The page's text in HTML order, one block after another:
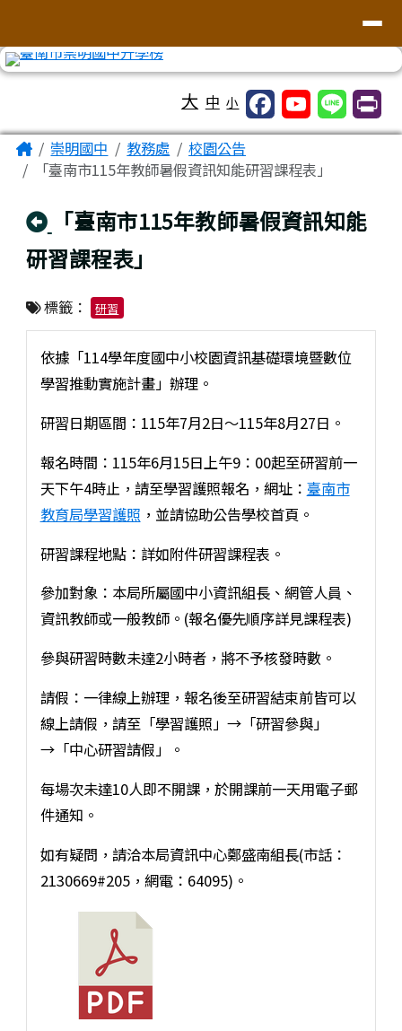
大 中 小
主內容區域
Home崇明國中 教務處
校園公告
「臺南市115年教師暑假資訊知能研習課程表」
回上頁
「臺南市115年教師暑假資訊知能
研習課程表」
標籤： 研習
依據「114學年度國中小校園資訊基礎環境暨數位
學習推動實施計畫」辦理。
研習日期區間：115年7月2日～115年8月27日。
報名時間：115年6月15日上午9：00起至研習前一
天下午4時止，請至學習護照報名，網址： 臺南市
教育局學習護照 ，並請協助公告學校首頁。
研習課程地點：詳如附件研習課程表。
參加對象：本局所屬國中小資訊組長、網管人員、
資訊教師或一般教師。(報名優先順序詳見課程表)
參與研習時數未達2小時者，將不予核發時數。
請假：一律線上辦理，報名後至研習結束前皆可以
線上請假，請至「學習護照」→「研習參與」
→「中心研習請假」。
每場次未達10人即不開課，於開課前一天用電子郵
件通知。
如有疑問，請洽本局資訊中心鄭盛南組長(市話：
2130669#205，網電：64095)。
頁尾區域